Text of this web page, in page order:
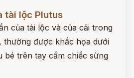
tài lộc Plutus
của tài lộc và của cải trong
thường được khắc họa dưới
bé trên tay cầm chiếc sừng